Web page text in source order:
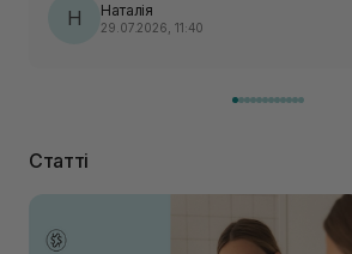
Н Наталія
29.07.2026, 11:40
Статті